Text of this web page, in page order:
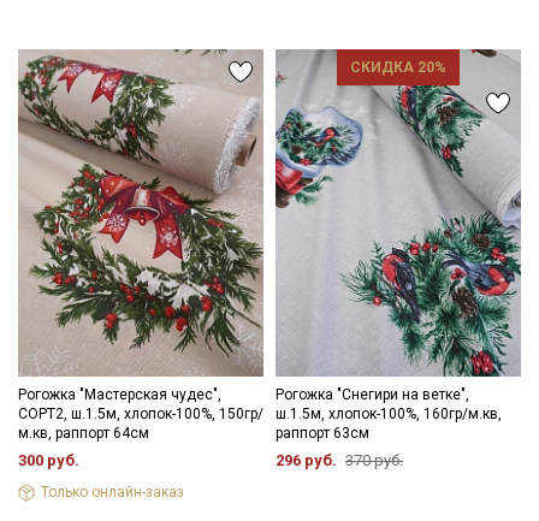
Рогожка "Мастерская чудес",
СОРТ2, ш.1.5м, хлопок-100%, 150гр/
м.кв, раппорт 64см
300 руб.
Только онлайн-заказ
СКИДКА 20%
Рогожка "Снегири на ветке",
ш.1.5м, хлопок-100%, 160гр/м.кв,
раппорт 63см
296 руб. 370 руб.